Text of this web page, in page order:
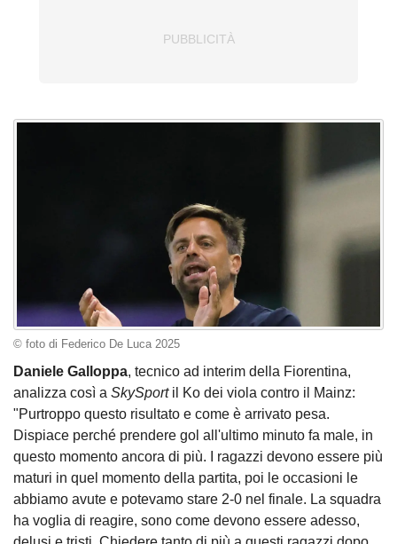
© foto di Federico De Luca 2025
Daniele Galloppa, tecnico ad interim della Fiorentina,
analizza così a SkySportil Ko dei viola contro il Mainz:
"Purtroppo questo risultato e come è arrivato pesa.
Dispiace perché prendere gol all'ultimo minuto fa male, in
questo momento ancora di più. I ragazzi devono essere più
maturi in quel momento della partita, poi le occasioni le
abbiamo avute e potevamo stare 2-0 nel finale. La squadra
ha voglia di reagire, sono come devono essere adesso,